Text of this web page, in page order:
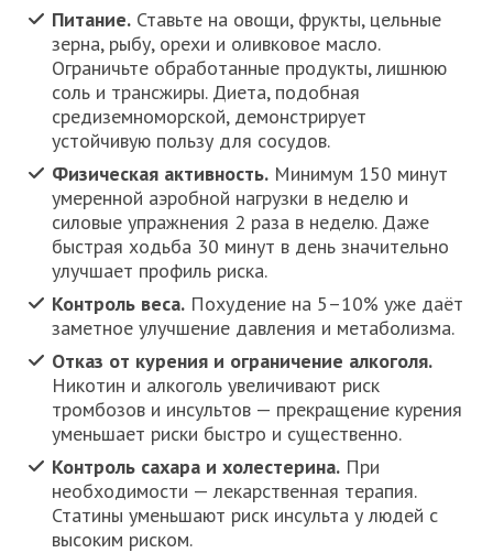
Питание. Ставьте на овощи, фрукты, цельные
зерна, рыбу, орехи и оливковое масло.
Ограничьте обработанные продукты, лишнюю
соль и трансжиры. Диета, подобная
средиземноморской, демонстрирует
устойчивую пользу для сосудов.
Физическая активность. Минимум 150 минут
умеренной аэробной нагрузки в неделю и
силовые упражнения 2 раза в неделю. Даже
быстрая ходьба 30 минут в день значительно
улучшает профиль риска.
Контроль веса. Похудение на 5–10% уже даёт
заметное улучшение давления и метаболизма.
Отказ от курения и ограничение алкоголя.
Никотин и алкоголь увеличивают риск
тромбозов и инсультов — прекращение курения
уменьшает риски быстро и существенно.
Контроль сахара и холестерина. При
необходимости — лекарственная терапия.
Статины уменьшают риск инсульта у людей с
высоким риском.